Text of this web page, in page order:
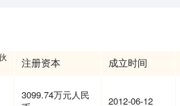
注册资本 成立时间
3099.74万元人民
2012-06-12